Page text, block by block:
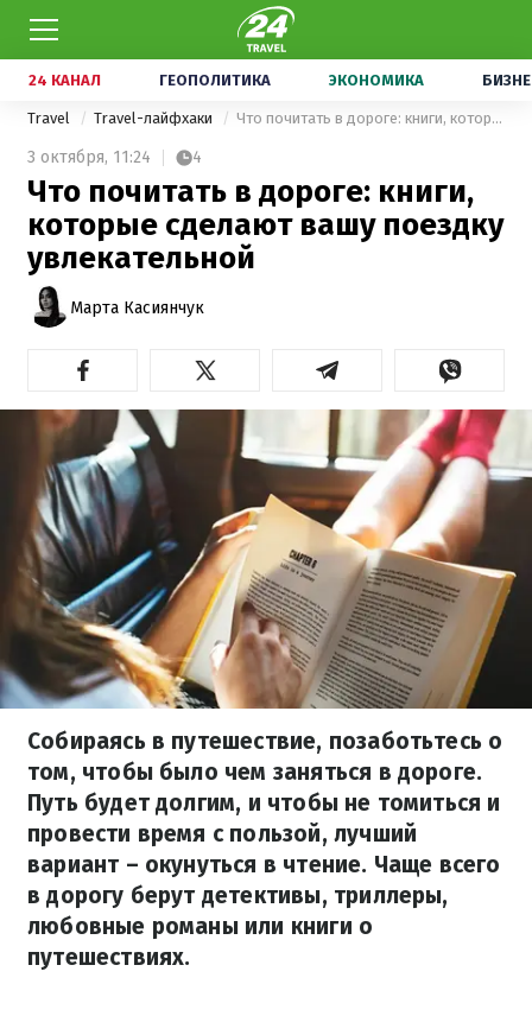
24 КАНАЛ ГЕОПОЛИТИКА ЭКОНОМИКА
Travel Travel-лайфхаки Что почитать в дороге: книги, которые сделают вашу поездку увлекательной
3 октября, 11:24 4
Что почитать в дороге: книги,
которые сделают вашу поездку
увлекательной
Марта Касиянчук
Собираясь в путешествие, позаботьтесь о
том, чтобы было чем заняться в дороге.
Путь будет долгим, и чтобы не томиться и
провести время с пользой, лучший
вариант – окунуться в чтение. Чаще всего
в дорогу берут детективы, триллеры,
любовные романы или книги о
путешествиях.